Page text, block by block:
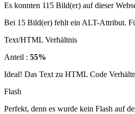
Es konnten 115 Bild(er) auf dieser
Bei 15 Bild(er) fehlt ein ALT-Attribut.
Text/HTML Verhältnis
Anteil : 55%
Ideal! Das Text zu HTML Code
Flash
Perfekt, denn es wurde kein Flash auf